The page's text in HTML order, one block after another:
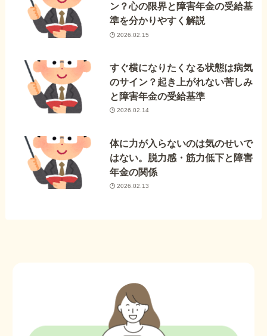
ン？心の限界と障害年金の受給基
準を分かりやすく解説
2026.02.15
すぐ横になりたくなる状態は病気
のサイン？起き上がれない苦しみ
と障害年金の受給基準
2026.02.14
体に力が入らないのは気のせいで
はない。脱力感・筋力低下と障害
年金の関係
2026.02.13